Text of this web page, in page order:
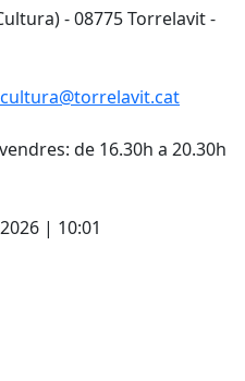
- 08775 Torrelavit -
de 16.30h a 20.30h
| 10:01